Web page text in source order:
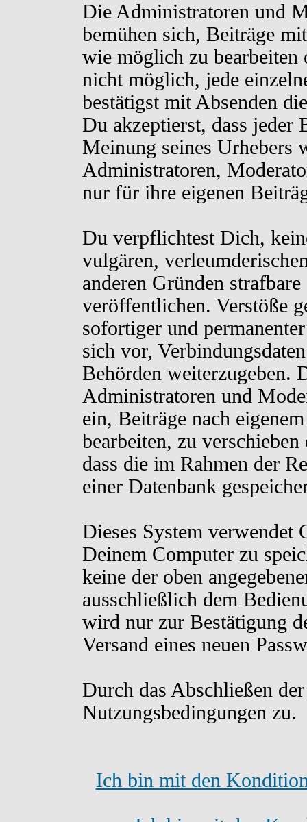
Die Administratoren und
bemühen sich, Beiträge
wie möglich zu bearbeiten
nicht möglich, jede
bestätigst mit Absenden
Du akzeptierst, dass jeder
Meinung seines Urhebers
Administratoren,
nur für ihre eigenen
Du verpflichtest Dich,
vulgären,
anderen Gründen
veröffentlichen. Verstöße
sofortiger und
sich vor,
Behörden weiterzugeben.
Administratoren und
ein, Beiträge nach
bearbeiten, zu
dass die im Rahmen der
einer Datenbank
Dieses System verwendet
Deinem Computer zu
keine der oben
ausschließlich dem
wird nur zur Bestätigung
Versand eines neuen
Durch das Abschließen
Nutzungsbedingungen zu.
Ich bin mit den